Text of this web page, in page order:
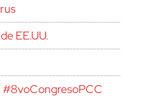
EE.UU.
#8voCongresoPCC